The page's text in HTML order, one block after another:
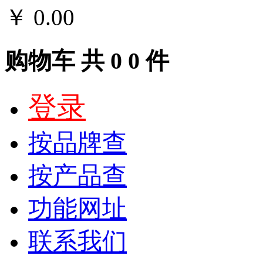
￥ 0.00
购物车 共 0 0 件
登录
按品牌查
按产品查
功能网址
联系我们